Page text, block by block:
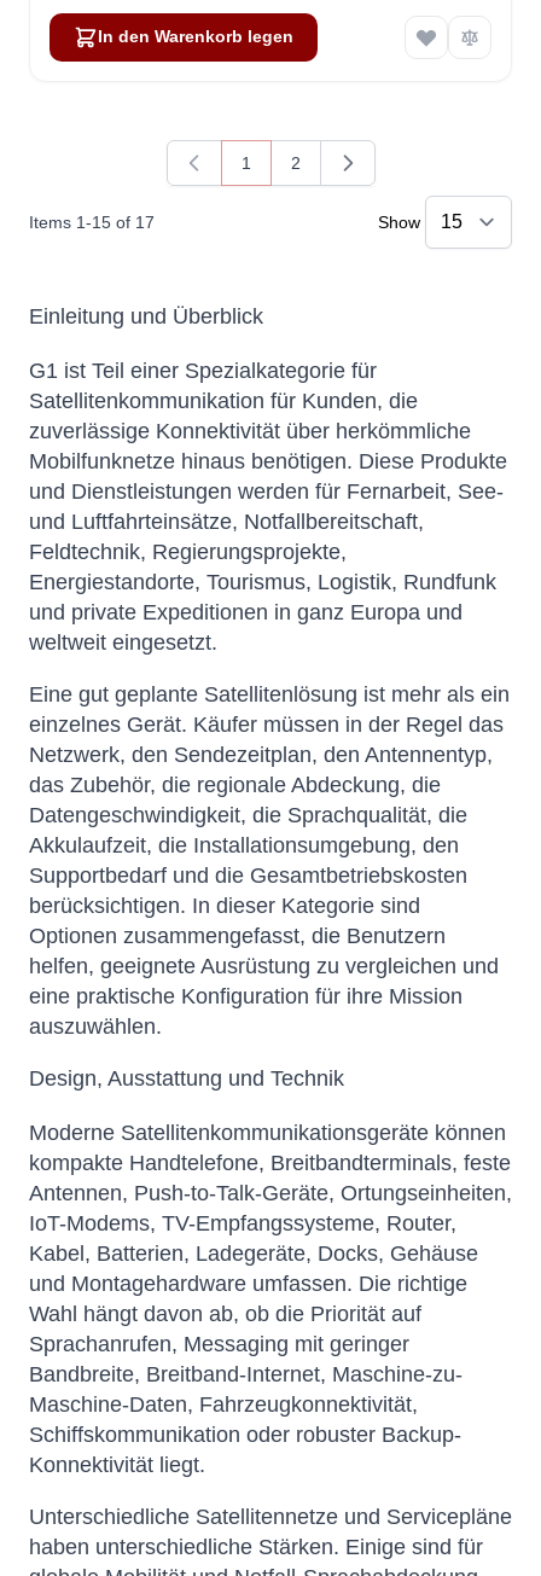
In den Warenkorb legen
Items 1-15 of 17
You're currently reading page
1
Page
2
Show
Einleitung und Überblick
G1 ist Teil einer Spezialkategorie für
Satellitenkommunikation für Kunden, die
zuverlässige Konnektivität über herkömmliche
Mobilfunknetze hinaus benötigen. Diese Produkte
und Dienstleistungen werden für Fernarbeit, See-
und Luftfahrteinsätze, Notfallbereitschaft,
Feldtechnik, Regierungsprojekte,
Energiestandorte, Tourismus, Logistik, Rundfunk
und private Expeditionen in ganz Europa und
weltweit eingesetzt.
Eine gut geplante Satellitenlösung ist mehr als ein
einzelnes Gerät. Käufer müssen in der Regel das
Netzwerk, den Sendezeitplan, den Antennentyp,
das Zubehör, die regionale Abdeckung, die
Datengeschwindigkeit, die Sprachqualität, die
Akkulaufzeit, die Installationsumgebung, den
Supportbedarf und die Gesamtbetriebskosten
berücksichtigen. In dieser Kategorie sind
Optionen zusammengefasst, die Benutzern
helfen, geeignete Ausrüstung zu vergleichen und
eine praktische Konfiguration für ihre Mission
auszuwählen.
Design, Ausstattung und Technik
Moderne Satellitenkommunikationsgeräte können
kompakte Handtelefone, Breitbandterminals, feste
Antennen, Push-to-Talk-Geräte, Ortungseinheiten,
IoT-Modems, TV-Empfangssysteme, Router,
Kabel, Batterien, Ladegeräte, Docks, Gehäuse
und Montagehardware umfassen. Die richtige
Wahl hängt davon ab, ob die Priorität auf
Sprachanrufen, Messaging mit geringer
Bandbreite, Breitband-Internet, Maschine-zu-
Maschine-Daten, Fahrzeugkonnektivität,
Schiffskommunikation oder robuster Backup-
Konnektivität liegt.
Unterschiedliche Satellitennetze und Servicepläne
haben unterschiedliche Stärken. Einige sind für